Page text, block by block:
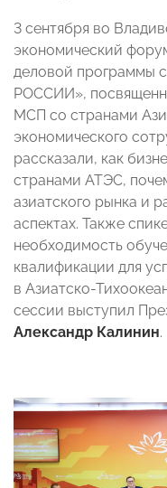
3 сентября во
экономический
деловой программы
РОССИИ»,
МСП со странами
экономического
рассказали, как
странами АТЭС,
азиатского рынка и
аспектах. Также
необходимость
квалификации для
в Азиатско-
сессии выступил
Александр Калинин.